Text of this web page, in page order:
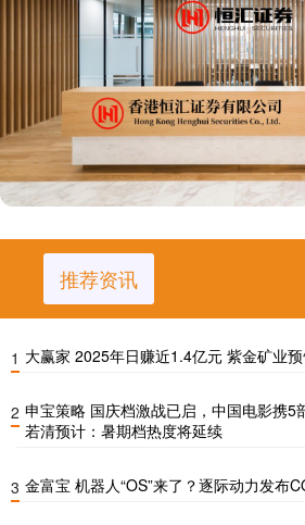
推荐资讯
1 大赢家 2025年日赚近1.4亿元 紫金矿业
2 申宝策略 国庆档激战已启，中国电影携5
若清预计：暑期档热度将延续
3 金富宝 机器人“OS”来了？逐际动力发布